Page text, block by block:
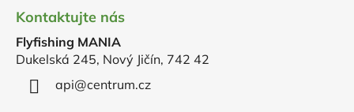
Kontaktujte nás
Flyfishing MANIA
Dukelská 245, Nový Jičín, 742 42
api@centrum.cz